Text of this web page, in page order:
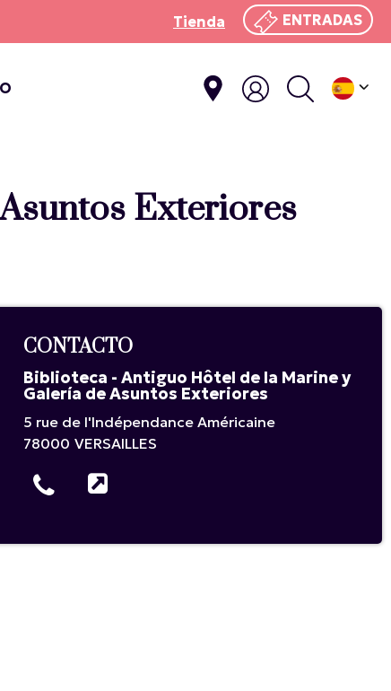
Tienda ENTRADAS
Exteriores
CONTACTO
Biblioteca - Antiguo Hôtel de la Marine y
Galería de Asuntos Exteriores
5 rue de l'Indépendance Américaine
78000 VERSAILLES